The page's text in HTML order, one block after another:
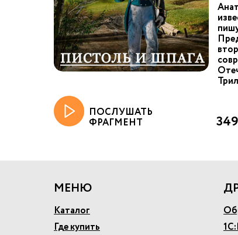
ПОСЛУШАТЬ
ФРАГМЕНТ
МЕНЮ
Каталог
Где купить